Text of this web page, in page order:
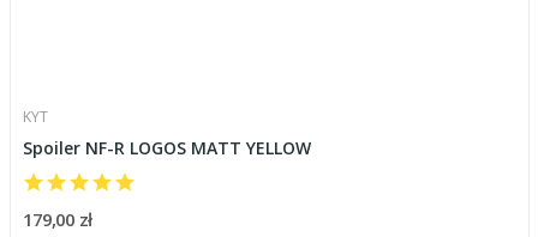
KYT
Spoiler NF-R LOGOS MATT YELLOW
179,00 zł